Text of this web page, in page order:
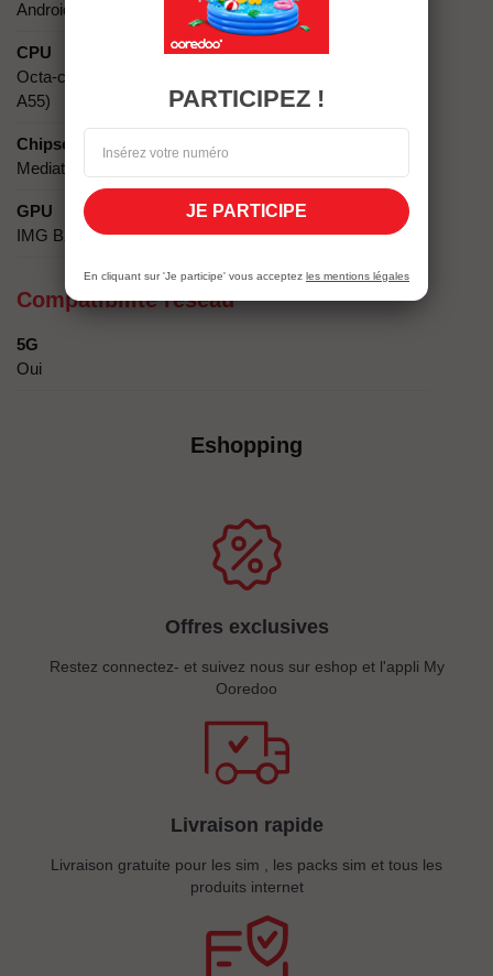
Android 15
CPU
Octa-core (2x2.2 GHz Cortex-A78 & 6x2.0 GHz Cortex-
A55)
Chipset
Mediatek Dimensity 7020 (6 nm)
GPU
IMG BXM-8-256
Compatibilité réseau
5G
Oui
Eshopping
Offres exclusives
Restez connectez- et suivez nous sur eshop et l'appli My
Ooredoo
Livraison rapide
Livraison gratuite pour les sim , les packs sim et tous les
produits internet
PARTICIPEZ !
JE PARTICIPE
En cliquant sur 'Je participe' vous acceptez les mentions légales